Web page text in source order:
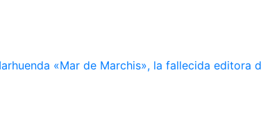
«Mar de Marchis», la fallecida